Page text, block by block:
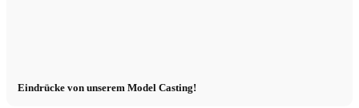
Eindrücke von unserem Model Casting!